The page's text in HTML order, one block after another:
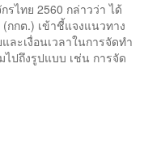
ไทย 2560 กล่าวว่า ได้
กกต.) เข้าชี้แจงแนวทาง
ะเงื่อนเวลาในการจัดทำ
ปถึงรูปแบบ เช่น การจัด